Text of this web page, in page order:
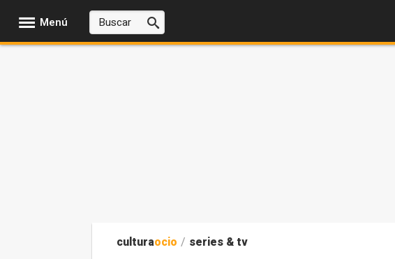
Menú
culturaocio / series & tv